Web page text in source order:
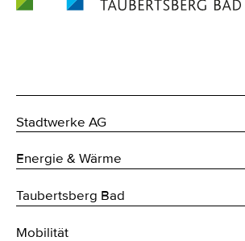
Stadtwerke AG
Energie & Wärme
Taubertsberg Bad
Mobilität